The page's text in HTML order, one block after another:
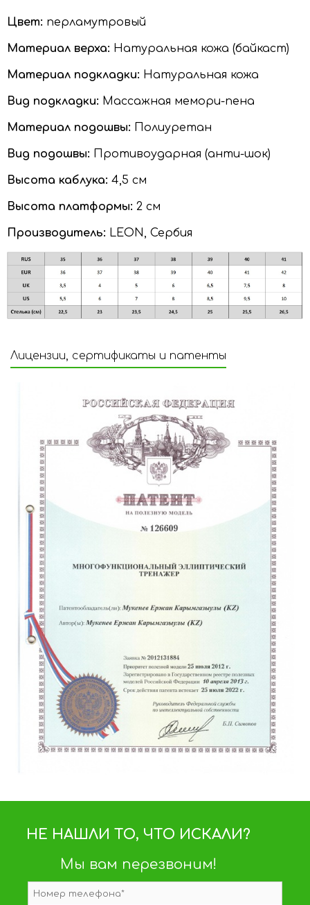
Цвет: перламутровый
Материал верха: Натуральная кожа (байкаст)
Материал подкладки: Натуральная кожа
Вид подкладки: Массажная мемори-пена
Материал подошвы: Полиуретан
Вид подошвы: Противоударная (анти-шок)
Высота каблука: 4,5 см
Высота платформы: 2 см
Производитель: LEON, Сербия
Лицензии, сертификаты и патенты
НЕ НАШЛИ ТО, ЧТО ИСКАЛИ?
Мы вам перезвоним!